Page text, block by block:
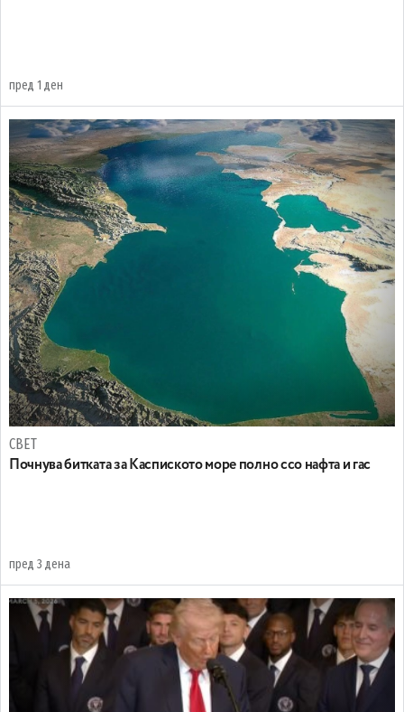
пред 1 ден
СВЕТ
Почнува битката за Каспиското море полно ссо нафта и гас
пред 3 дена